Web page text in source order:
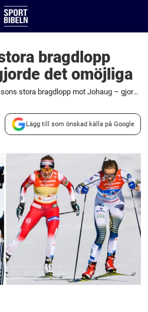
bragdlopp
det omöjliga
Stina Nilssons stora bragdlopp mot Johaug – gjorde det omöjliga
Lägg till som önskad källa på Google